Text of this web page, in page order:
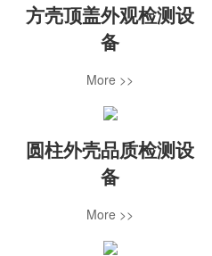
方壳顶盖外观检测设
备
More >>
圆柱外壳品质检测设
备
More >>